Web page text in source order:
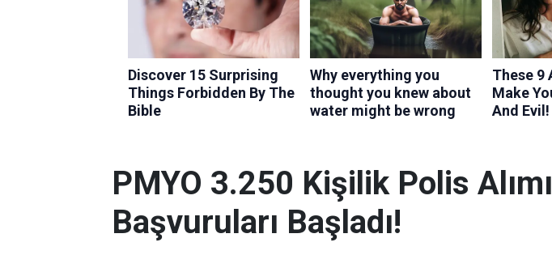
PMYO 3.250 Kişilik Polis Alımı
Başvuruları Başladı!